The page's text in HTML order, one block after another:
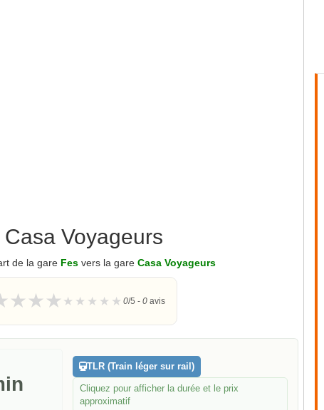
Voyageurs
de la gare Fes vers la gareCasa Voyageurs
★
★
★ 0/5 - 0avis
TLR (Train léger sur rail)
Cliquez pour afficher la durée et le prix
approximatif